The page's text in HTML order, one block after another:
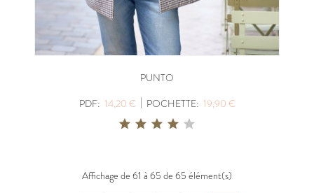
PUNTO
PDF: 14,20 €| POCHETTE: 19,90 €
Affichage de 61 à 65 de 65 élément(s)